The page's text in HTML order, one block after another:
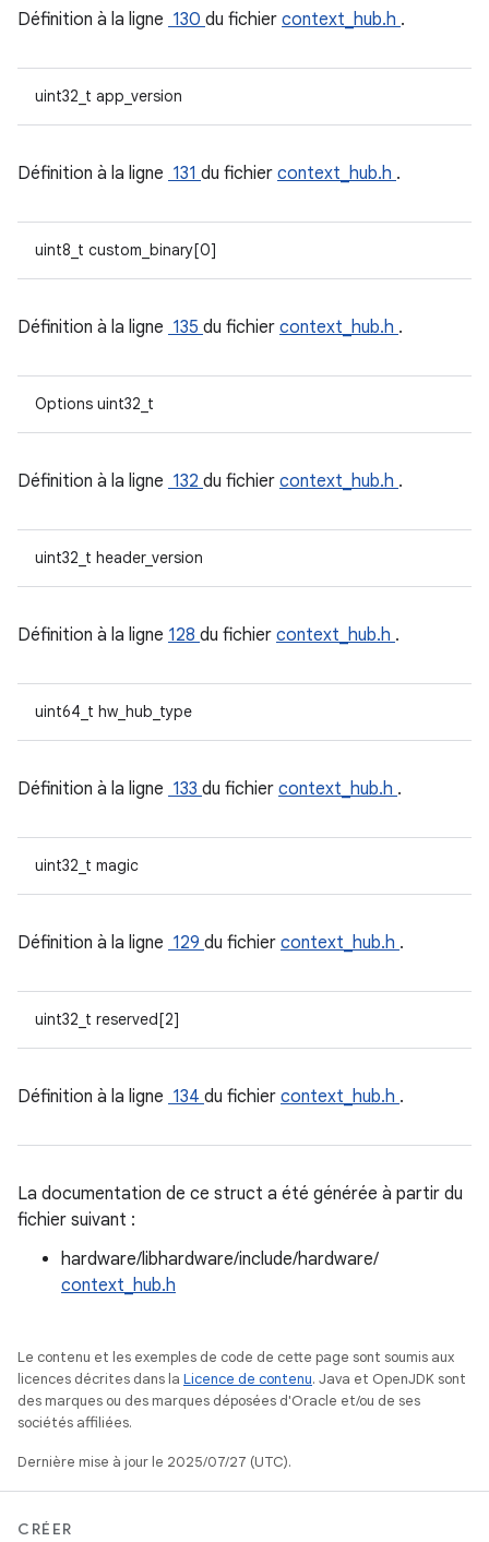
Définition à la ligne 130 du fichier context_hub.h .
uint32_t app_version
Définition à la ligne 131 du fichier context_hub.h .
uint8_t custom_binary[0]
Définition à la ligne 135 du fichier context_hub.h .
Options uint32_t
Définition à la ligne 132 du fichier context_hub.h .
uint32_t header_version
Définition à la ligne 128 du fichier context_hub.h .
uint64_t hw_hub_type
Définition à la ligne 133 du fichier context_hub.h .
uint32_t magic
Définition à la ligne 129 du fichier context_hub.h .
uint32_t reserved[2]
Définition à la ligne 134 du fichier context_hub.h .
La documentation de ce struct a été générée à partir du
fichier suivant :
hardware/libhardware/include/hardware/
context_hub.h
Le contenu et les exemples de code de cette page sont soumis aux
licences décrites dans la Licence de contenu. Java et OpenJDK sont
des marques ou des marques déposées d'Oracle et/ou de ses
sociétés affiliées.
Dernière mise à jour le 2025/07/27 (UTC).
CRÉER